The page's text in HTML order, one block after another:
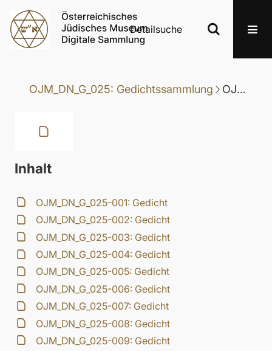
Detailsuche
OJM_DN_G_025: Gedichtssammlung OJM_DN_G_025-006: Gedicht
Inhalt
OJM_DN_G_025-001: Gedicht
OJM_DN_G_025-002: Gedicht
OJM_DN_G_025-003: Gedicht
OJM_DN_G_025-004: Gedicht
OJM_DN_G_025-005: Gedicht
OJM_DN_G_025-006: Gedicht
OJM_DN_G_025-007: Gedicht
OJM_DN_G_025-008: Gedicht
OJM_DN_G_025-009: Gedicht